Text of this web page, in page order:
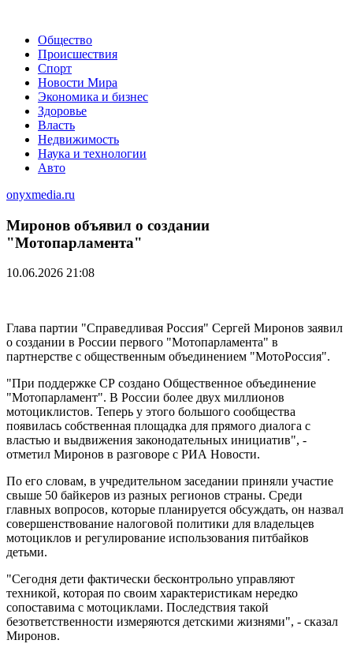
Общество
Происшествия
Спорт
Новости Мира
Экономика и бизнес
Здоровье
Власть
Недвижимость
Наука и технологии
Авто
onyxmedia.ru
Миронов объявил о создании
"Мотопарламента"
10.06.2026 21:08
Глава партии "Справедливая Россия" Сергей Миронов заявил
о создании в России первого "Мотопарламента" в
партнерстве с общественным объединением "МотоРоссия".
"При поддержке СР создано Общественное объединение
"Мотопарламент". В России более двух миллионов
мотоциклистов. Теперь у этого большого сообщества
появилась собственная площадка для прямого диалога с
властью и выдвижения законодательных инициатив", -
отметил Миронов в разговоре с РИА Новости.
По его словам, в учредительном заседании приняли участие
свыше 50 байкеров из разных регионов страны. Среди
главных вопросов, которые планируется обсуждать, он назвал
совершенствование налоговой политики для владельцев
мотоциклов и регулирование использования питбайков
детьми.
"Сегодня дети фактически бесконтрольно управляют
техникой, которая по своим характеристикам нередко
сопоставима с мотоциклами. Последствия такой
безответственности измеряются детскими жизнями", - сказал
Миронов.